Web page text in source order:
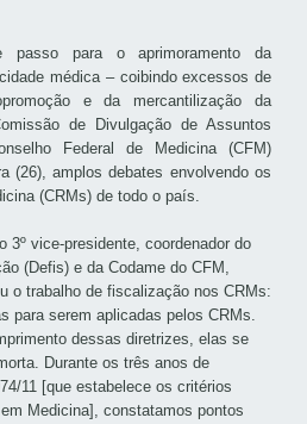
passo para o aprimoramento da
médica – coibindo excessos de
e da mercantilização da
de Divulgação de Assuntos
Federal de Medicina (CFM)
(26), amplos debates envolvendo os
(CRMs) de todo o país.
3º vice-presidente, coordenador do
(Defis) e da Codame do CFM,
o trabalho de fiscalização nos CRMs:
para serem aplicadas pelos CRMs.
dessas diretrizes, elas se
Durante os três anos de
11 [que estabelece os critérios
Medicina], constatamos pontos